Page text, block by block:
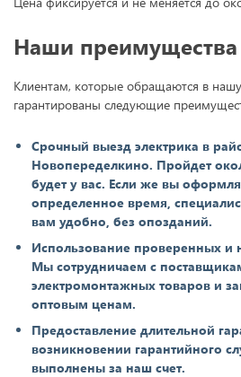
Наши преимущества
Клиентам, которые обращаются в
гарантированы следующие
Срочный выезд электрика в
Новопеределкино. Пройдет
будет у вас. Если же вы
определенное время,
вам удобно, без опозданий.
Использование проверенных и
Мы сотрудничаем с
электромонтажных товаров и
оптовым ценам.
Предоставление длительной
возникновении гарантийного
выполнены за наш счет.